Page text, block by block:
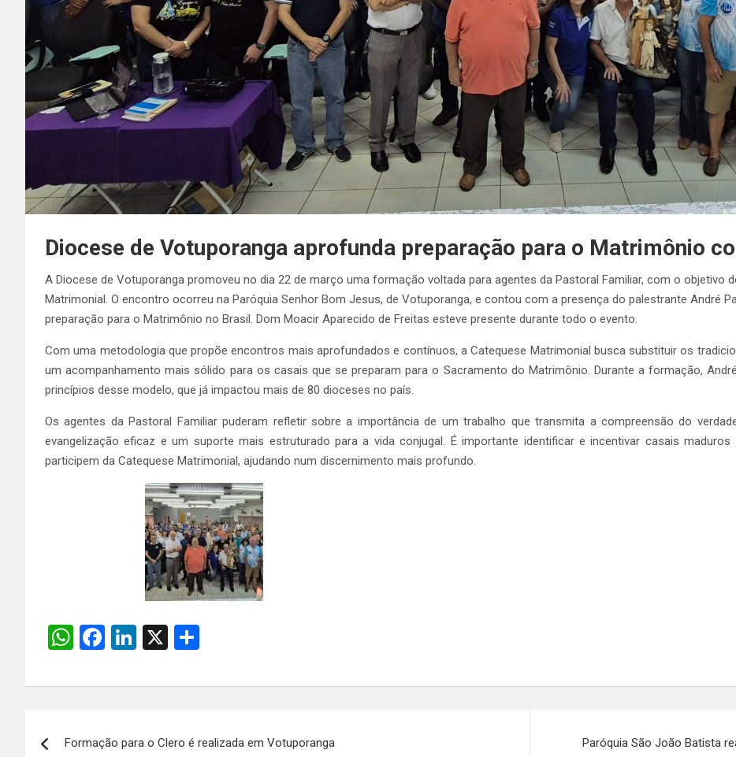
Diocese de Votuporanga aprofunda preparação para o Matrimônio
A Diocese de Votuporanga promoveu no dia 22 de março uma formação voltada para agentes da Pastoral Familiar, com o objetivo
Matrimonial. O encontro ocorreu na Paróquia Senhor Bom Jesus, de Votuporanga, e contou com a presença do palestrante André
preparação para o Matrimônio no Brasil. Dom Moacir Aparecido de Freitas esteve presente durante todo o evento.
Com uma metodologia que propõe encontros mais aprofundados e contínuos, a Catequese Matrimonial busca substituir os
um acompanhamento mais sólido para os casais que se preparam para o Sacramento do Matrimônio. Durante a formação,
princípios desse modelo, que já impactou mais de 80 dioceses no país.
Os agentes da Pastoral Familiar puderam refletir sobre a importância de um trabalho que transmita a compreensão do
evangelização eficaz e um suporte mais estruturado para a vida conjugal. É importante identificar e incentivar casais
participem da Catequese Matrimonial, ajudando num discernimento mais profundo.
W
at
A
F
ce
o
Li
ke
n
X
ar
Formação para o Clero é realizada em Votuporanga Paróquia São João Batista